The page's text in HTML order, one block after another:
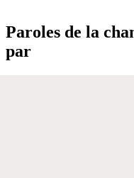
Paroles de la
par